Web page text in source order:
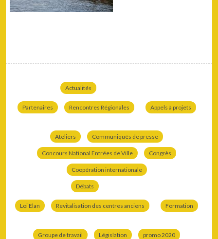
Actualités
Partenaires Rencontres Régionales Appels à projets
Ateliers Communiqués de presse
Concours National Entrées de Ville Congrès
Coopération internationale
Débats
Loi Elan Revitalisation des centres anciens Formation
Groupe de travail Législation promo 2020